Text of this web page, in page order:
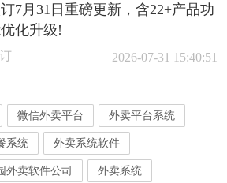
7月31日重磅更新，含22+产品功
化升级!
2026-07-31 15:40:51
微信外卖平台 外卖平台系统
系统 外卖系统软件
外卖软件公司 外卖系统